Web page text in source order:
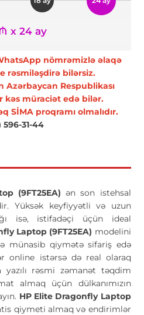
x 24 ay
nömrəmizlə əlaqə
rəsmiləşdirə bilərsiz.
Azərbaycan Respublikası
kəs müraciət edə bilər.
SİMA proqramı olmalıdır.
596-31-44
(9FT25EA)ən son istehsal
Yüksək keyfiyyətli və uzun
isə, istifadəçi üçün ideal
Laptop (9FT25EA) modelini
münasib qiymətə sifariş edə
online istərsə də real olaraq
yazılı rəsmi zəmanət təqdim
almaq üçün dülkanımızın
HP Elite Dragonfly Laptop
qiymeti almaq və endirimlər